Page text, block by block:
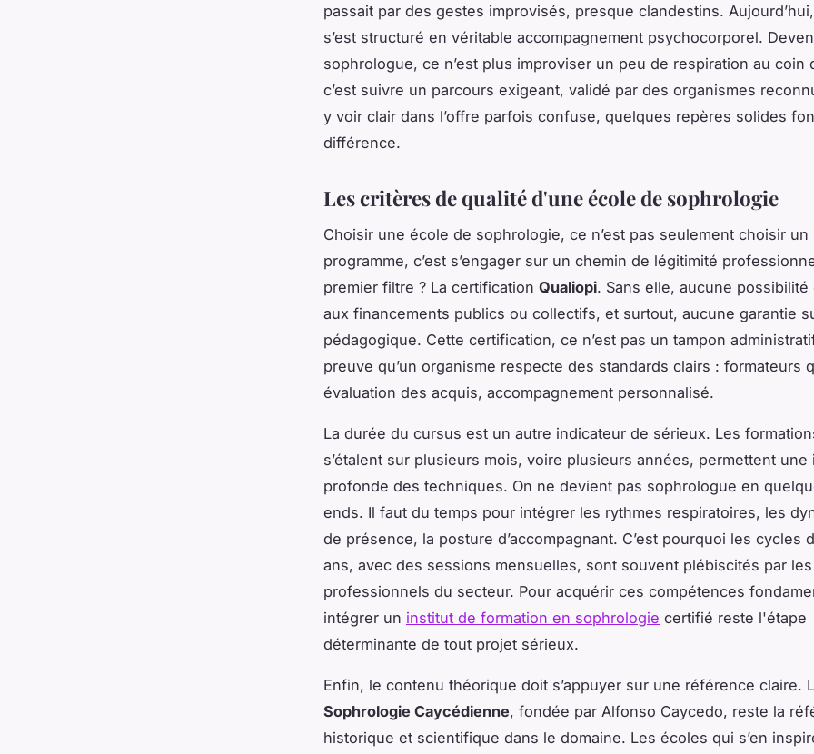
passait par des gestes improvisés, presque clandestins.
s’est structuré en véritable accompagnement psychocorporel.
sophrologue, ce n’est plus improviser un peu de respiration au coin
c’est suivre un parcours exigeant, validé par des organismes
y voir clair dans l’offre parfois confuse, quelques repères solides
différence.
Les critères de qualité d'une école de sophrologie
Choisir une école de sophrologie, ce n’est pas seulement choisir un
programme, c’est s’engager sur un chemin de légitimité
premier filtre ? La certification Qualiopi. Sans elle, aucune possibilité
aux financements publics ou collectifs, et surtout, aucune garantie
pédagogique. Cette certification, ce n’est pas un tampon
preuve qu’un organisme respecte des standards clairs : formateurs
évaluation des acquis, accompagnement personnalisé.
La durée du cursus est un autre indicateur de sérieux. Les
s’étalent sur plusieurs mois, voire plusieurs années, permettent une
profonde des techniques. On ne devient pas sophrologue en
ends. Il faut du temps pour intégrer les rythmes respiratoires, les
de présence, la posture d’accompagnant. C’est pourquoi les cycles
ans, avec des sessions mensuelles, sont souvent plébiscités par les
professionnels du secteur. Pour acquérir ces compétences
intégrer un institut de formation en sophrologie certifié reste l'étape
déterminante de tout projet sérieux.
Enfin, le contenu théorique doit s’appuyer sur une référence claire.
Sophrologie Caycédienne, fondée par Alfonso Caycedo, reste la
historique et scientifique dans le domaine. Les écoles qui s’en